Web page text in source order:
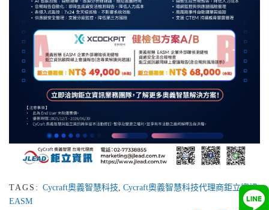
TAGS: Cycraft奧義智慧科技, Cycraft奧義智慧科技代理商鉅立資訊,
EASM